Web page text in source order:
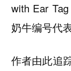
with Ear
奶牛编号代
作者由此追